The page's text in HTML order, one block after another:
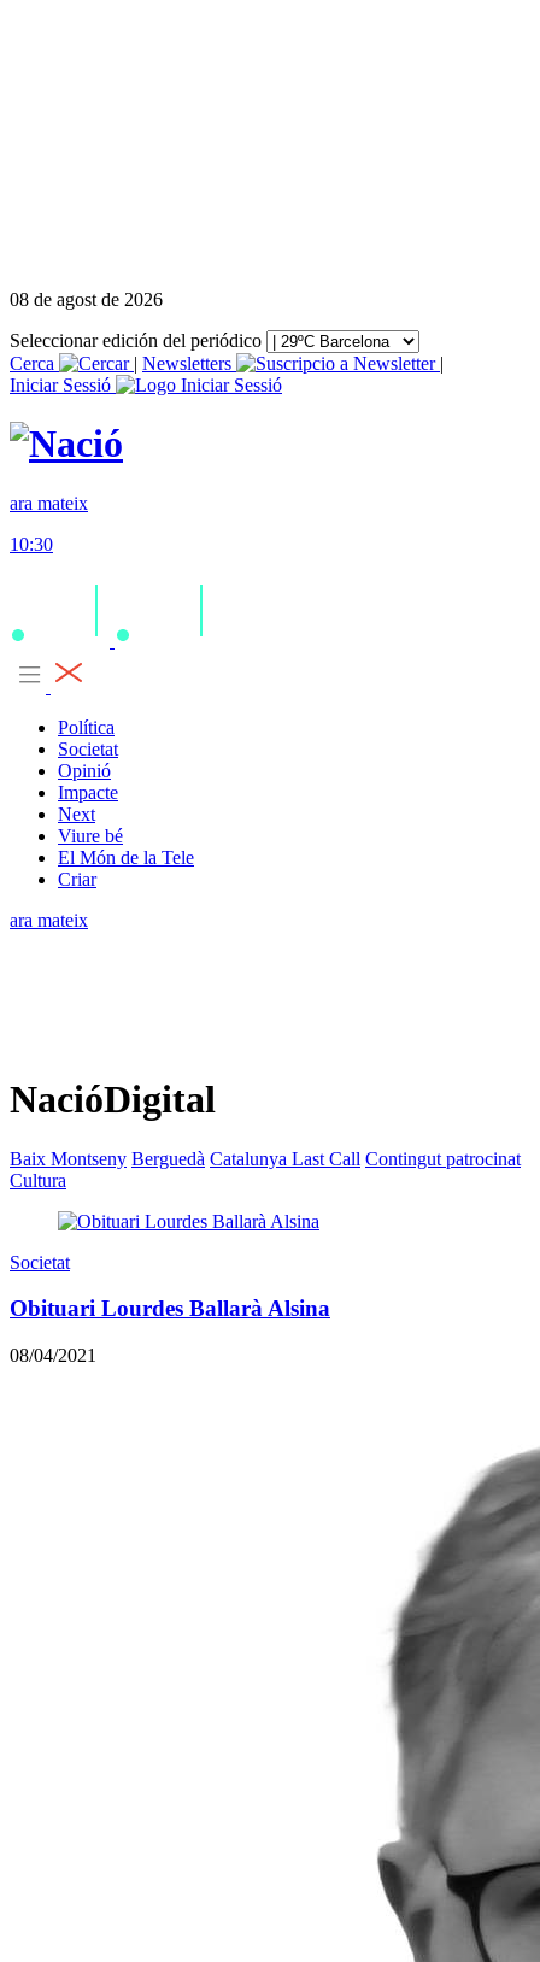
08 de agost de 2026
Seleccionar edición del periódico
Cerca
| Newsletters
|
Iniciar Sessió
ara mateix
10:30
Política
Societat
Opinió
Impacte
Next
Viure bé
El Món de la Tele
Criar
ara mateix
NacióDigital
Baix Montseny Berguedà Catalunya Last Call Contingut patrocinat
Cultura
Societat
Obituari Lourdes Ballarà Alsina
08/04/2021